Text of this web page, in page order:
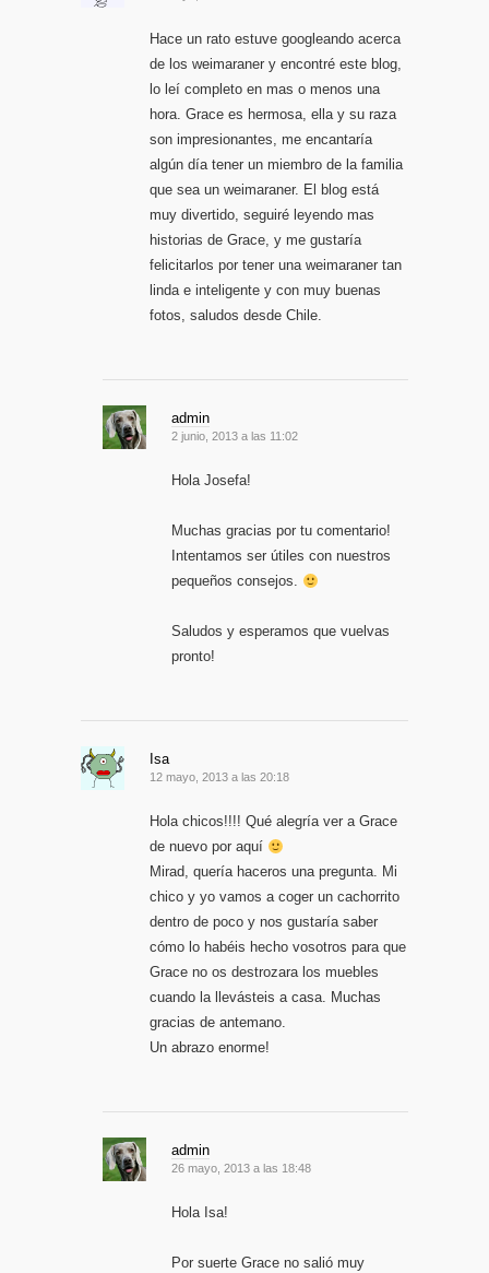
Hace un rato estuve googleando acerca
de los weimaraner y encontré este blog,
lo leí completo en mas o menos una
hora. Grace es hermosa, ella y su raza
son impresionantes, me encantaría
algún día tener un miembro de la familia
que sea un weimaraner. El blog está
muy divertido, seguiré leyendo mas
historias de Grace, y me gustaría
felicitarlos por tener una weimaraner tan
linda e inteligente y con muy buenas
fotos, saludos desde Chile.
admin
2 junio, 2013 a las 11:02
Hola Josefa!
Muchas gracias por tu comentario!
Intentamos ser útiles con nuestros
pequeños consejos.
Saludos y esperamos que vuelvas
pronto!
Isa
12 mayo, 2013 a las 20:18
Hola chicos!!!! Qué alegría ver a Grace
de nuevo por aquí
Mirad, quería haceros una pregunta. Mi
chico y yo vamos a coger un cachorrito
dentro de poco y nos gustaría saber
cómo lo habéis hecho vosotros para que
Grace no os destrozara los muebles
cuando la llevásteis a casa. Muchas
gracias de antemano.
Un abrazo enorme!
admin
26 mayo, 2013 a las 18:48
Hola Isa!
Por suerte Grace no salió muy